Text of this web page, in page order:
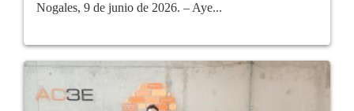
Nogales, 9 de junio de 2026. – Aye...